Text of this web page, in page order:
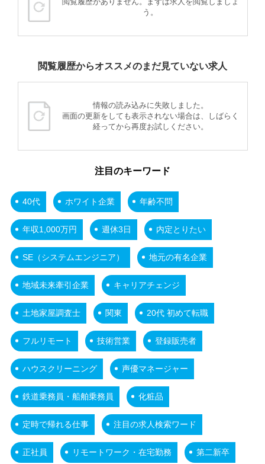
う。
閲覧履歴からオススメのまだ見ていない求人
情報の読み込みに失敗しました。
画面の更新をしても表示されない場合は、しばらく
経ってから再度お試しください。
注目のキーワード
40代 ホワイト企業 年齢不問
年収1,000万円 週休3日 内定とりたい
SE（システムエンジニア） 地元の有名企業
地域未来牽引企業 キャリアチェンジ
土地家屋調査士 関東 20代 初めて転職
フルリモート 技術営業 登録販売者
ハウスクリーニング 声優マネージャー
鉄道乗務員・船舶乗務員 化粧品
定時で帰れる仕事 注目の求人検索ワード
正社員 リモートワーク・在宅勤務 第二新卒